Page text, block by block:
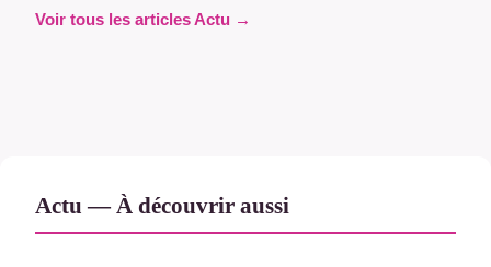
Voir tous les articles Actu →
Actu — À découvrir aussi